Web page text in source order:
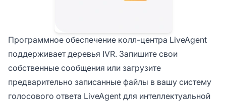
Программное обеспечение колл-центра LiveAgent
поддерживает деревья IVR. Запишите свои
собственные сообщения или загрузите
предварительно записанные файлы в вашу систему
голосового ответа LiveAgent для интеллектуальной